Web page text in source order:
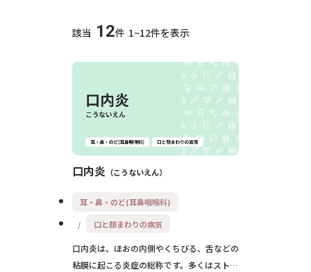
該当 12件 1~12件を表示
口内炎 こうないえん
耳・鼻・のど(耳鼻咽喉科)
口と顔まわりの病気
口内炎は、ほおの内側やくちびる、舌などの
粘膜に起こる炎症の総称です。多くはストレ